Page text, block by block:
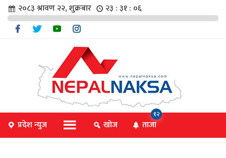
२०८३ श्रावण २२, शुक्रबार २३ : ३१ : ०६
प्रदेश न्युज खोज ताजा
१२